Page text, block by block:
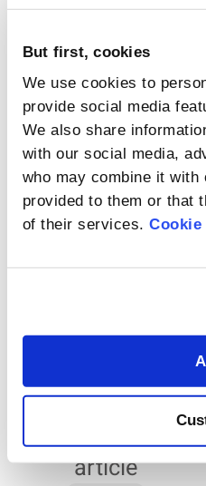
But first, cookies
We use cookies to
provide social media
We also share
with our social media,
who may combine it with
provided to them or that
of their services.
측정 전에 샘플을 완전
떻게 분산되나
요?
는 매체와 반응하는 샘
방법을 사용하여 분석
할 수 있습니다.
입자 농도
(Obscuration)란
무엇인가요?
는 측정 구역 내에서 입
자에 의해 산란되고 흡
수된 빛의 비율을 의미
합니다.
배경 신호란 무엇
인가요?
배경 신호는 광학 신호
와 전기 신호로 구성됩
중에 관계없는 물질에
굴절률과 흡수 계
면 매질과 샘플의 굴절
치는 요인
있습니다. 예를 들어, 광
학 시스템 정렬이 제대
Rate
article